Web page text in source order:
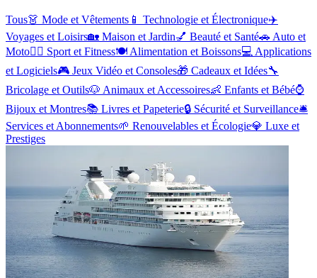
Tous👗 Mode et Vêtements 📱 Technologie et Électronique✈️
Voyages et Loisirs🏡 Maison et Jardin💅 Beauté et Santé🚗 Auto et
Moto🏋️‍♂️ Sport et Fitness🍽️ Alimentation et Boissons💻 Applications
et Logiciels🎮 Jeux Vidéo et Consoles🎁 Cadeaux et Idées🔧
Bricolage et Outils🐶 Animaux et Accessoires👶 Enfants et Bébé⌚
Bijoux et Montres📚 Livres et Papeterie🔒 Sécurité et Surveillance🛎️
Services et Abonnements🌱 Renouvelables et Écologie💎 Luxe et
Prestiges